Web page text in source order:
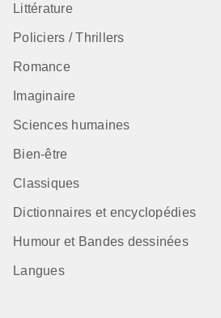
Littérature
Policiers / Thrillers
Romance
Imaginaire
Sciences humaines
Bien-être
Classiques
Dictionnaires et encyclopédies
Humour et Bandes dessinées
Langues